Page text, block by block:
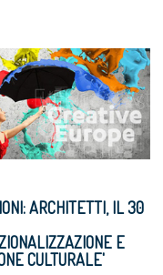
ARCHITETTI, IL 30
E
CULTURALE'